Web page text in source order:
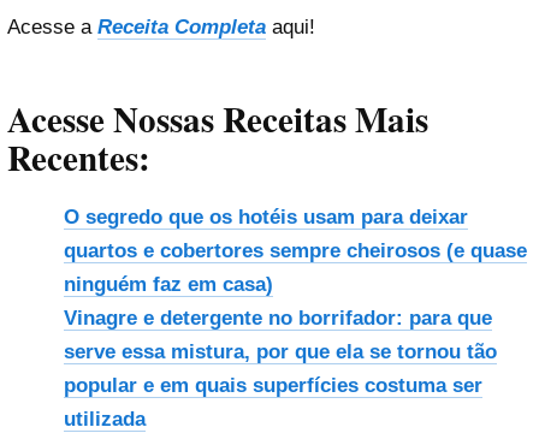
Acesse a Receita Completa aqui!
Acesse Nossas Receitas Mais
Recentes:
O segredo que os hotéis usam para deixar
quartos e cobertores sempre cheirosos (e quase
ninguém faz em casa)
Vinagre e detergente no borrifador: para que
serve essa mistura, por que ela se tornou tão
popular e em quais superfícies costuma ser
utilizada